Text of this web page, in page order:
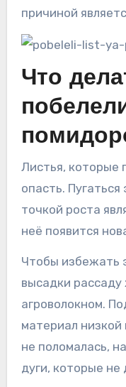
причиной
Что
Листья, которые
опасть.
точкой роста
неё появится
Чтобы избежать
высадки
агроволокном.
материал
не поломалась,
дуги, которые